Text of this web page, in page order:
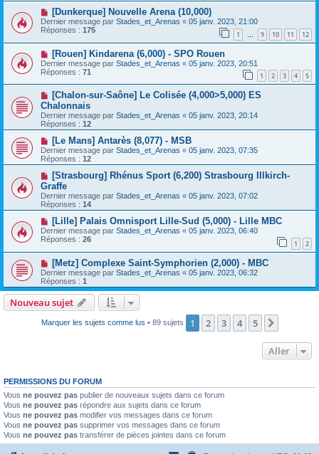
[Dunkerque] Nouvelle Arena (10,000)
Dernier message par Stades_et_Arenas « 05 janv. 2023, 21:00
Réponses : 175 1 … 9 10 11 12
[Rouen] Kindarena (6,000) - SPO Rouen
Dernier message par Stades_et_Arenas « 05 janv. 2023, 20:51
Réponses : 71 1 2 3 4 5
[Chalon-sur-Saône] Le Colisée (4,000>5,000) ES
Chalonnais
Dernier message par Stades_et_Arenas « 05 janv. 2023, 20:14
Réponses : 12
[Le Mans] Antarès (8,077) - MSB
Dernier message par Stades_et_Arenas « 05 janv. 2023, 07:35
Réponses : 12
[Strasbourg] Rhénus Sport (6,200) Strasbourg Illkirch-
Graffe
Dernier message par Stades_et_Arenas « 05 janv. 2023, 07:02
Réponses : 14
[Lille] Palais Omnisport Lille-Sud (5,000) - Lille MBC
Dernier message par Stades_et_Arenas « 05 janv. 2023, 06:40
Réponses : 26 1 2
[Metz] Complexe Saint-Symphorien (2,000) - MBC
Dernier message par Stades_et_Arenas « 05 janv. 2023, 06:32
Réponses : 1
Nouveau sujet
Marquer les sujets comme lus • 89 sujets 1 2 3 4 5
Aller
PERMISSIONS DU FORUM
Vous ne pouvez pas publier de nouveaux sujets dans ce forum
Vous ne pouvez pas répondre aux sujets dans ce forum
Vous ne pouvez pas modifier vos messages dans ce forum
Vous ne pouvez pas supprimer vos messages dans ce forum
Vous ne pouvez pas transférer de pièces jointes dans ce forum